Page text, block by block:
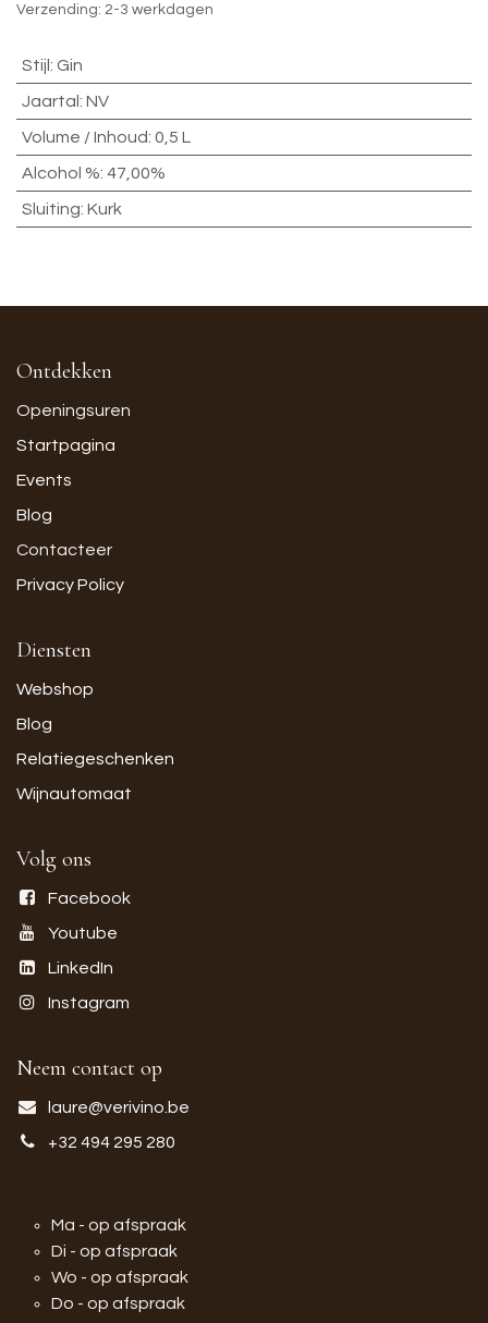
Verzending: 2-3 werkdagen
Stijl: Gin
Jaartal: NV
Volume / Inhoud: 0,5 L
Alcohol %: 47,00%
Sluiting: Kurk
Ontdekken
Openingsuren
Startpagina
Events
Blog
Contacteer
Privacy Policy
Diensten
Webshop
Blog
Relatiegeschenken
Wijnautomaat
Volg ons
Facebook
Youtube
LinkedIn
Instagram
Neem contact op
laure@verivino.be
+32 494 295 280
Ma - op afspraak
Di - op afspraak
Wo - op afspraak
Do - op afspraak